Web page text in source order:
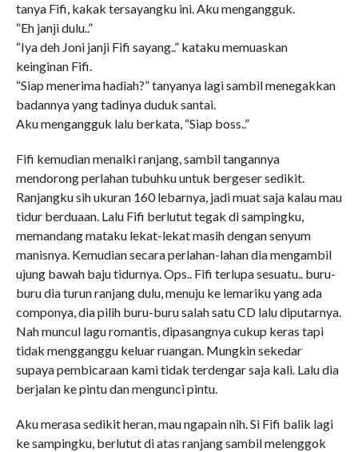
tanya Fifi, kakak tersayangku ini. Aku mengangguk.
“Eh janji dulu..”
“Iya deh Joni janji Fifi sayang..” kataku memuaskan
keinginan Fifi.
“Siap menerima hadiah?” tanyanya lagi sambil menegakkan
badannya yang tadinya duduk santai.
Aku mengangguk lalu berkata, “Siap boss..”
Fifi kemudian menaiki ranjang, sambil tangannya
mendorong perlahan tubuhku untuk bergeser sedikit.
Ranjangku sih ukuran 160 lebarnya, jadi muat saja kalau mau
tidur berduaan. Lalu Fifi berlutut tegak di sampingku,
memandang mataku lekat-lekat masih dengan senyum
manisnya. Kemudian secara perlahan-lahan dia mengambil
ujung bawah baju tidurnya. Ops.. Fifi terlupa sesuatu.. buru-
buru dia turun ranjang dulu, menuju ke lemariku yang ada
componya, dia pilih buru-buru salah satu CD lalu diputarnya.
Nah muncul lagu romantis, dipasangnya cukup keras tapi
tidak mengganggu keluar ruangan. Mungkin sekedar
supaya pembicaraan kami tidak terdengar saja kali. Lalu dia
berjalan ke pintu dan mengunci pintu.
Aku merasa sedikit heran, mau ngapain nih. Si Fifi balik lagi
ke sampingku, berlutut di atas ranjang sambil melenggok